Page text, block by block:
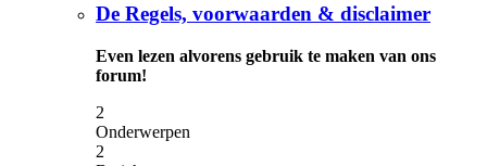
De Regels, voorwaarden & disclaimer
Even lezen alvorens gebruik te maken van ons
forum!
2
Onderwerpen
2